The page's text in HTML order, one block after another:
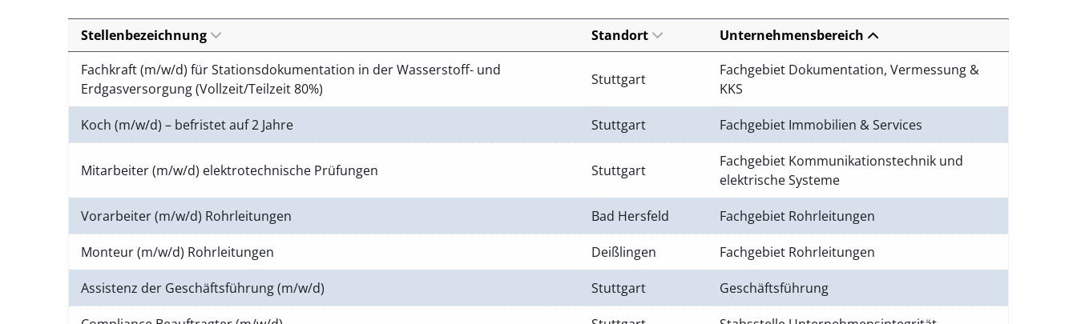
Stellenbezeichnung Standort
Unternehmensbereich
Fachkraft (m/w/d) für Stationsdokumentation in der Wasserstoff- und
Erdgasversorgung (Vollzeit/Teilzeit 80%)
Stuttgart
Fachgebiet Dokumentation, Vermessung &
KKS
Koch (m/w/d) – befristet auf 2 Jahre Stuttgart Fachgebiet Immobilien & Services
Mitarbeiter (m/w/d) elektrotechnische Prüfungen Stuttgart
Fachgebiet Kommunikationstechnik und
elektrische Systeme
Vorarbeiter (m/w/d) Rohrleitungen Bad Hersfeld Fachgebiet Rohrleitungen
Monteur (m/w/d) Rohrleitungen Deißlingen Fachgebiet Rohrleitungen
Assistenz der Geschäftsführung (m/w/d) Stuttgart Geschäftsführung